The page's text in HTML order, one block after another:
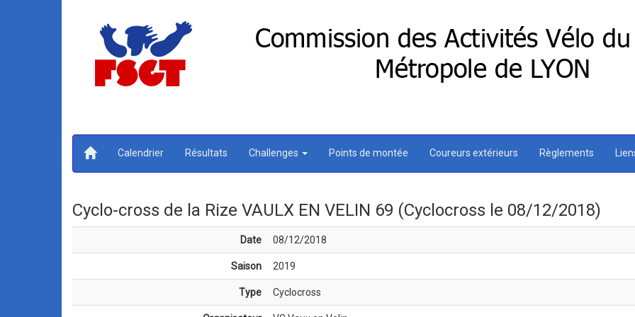
Calendrier Résultats Challenges Points de montée Coureurs extérieurs Règlements
Cyclo-cross de la Rize VAULX EN VELIN 69 (Cyclocross le 08/12/2018)
Date 08/12/2018
Saison 2019
Type Cyclocross